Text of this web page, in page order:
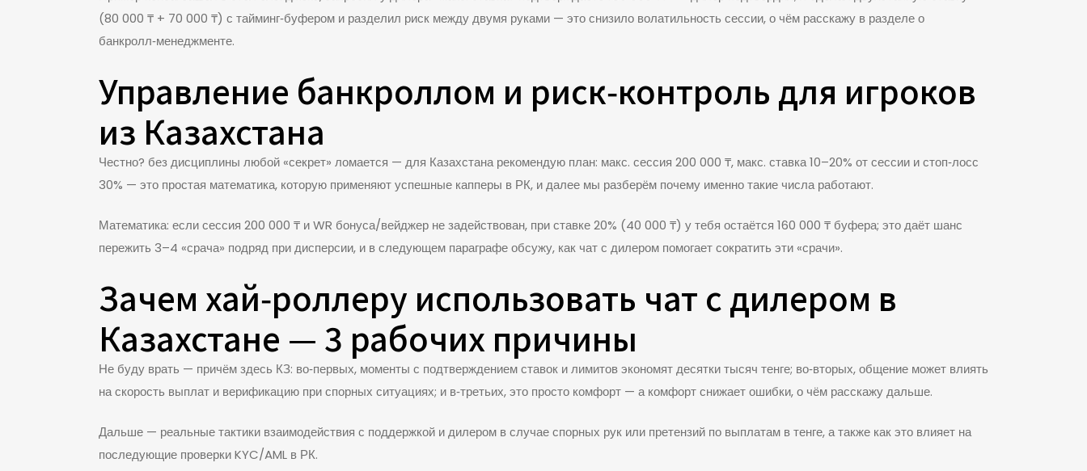
(80 000 ₸ + 70 000 ₸) с тайминг‑буфером и разделил риск между двумя руками — это снизило волатильность сессии, о чём расскажу в разделе о
банкролл‑менеджменте.
Управление банкроллом и риск‑контроль для игроков
из Казахстана
Честно? без дисциплины любой «секрет» ломается — для Казахстана рекомендую план: макс. сессия 200 000 ₸, макс. ставка 10–20% от сессии и стоп‑лосс
30% — это простая математика, которую применяют успешные капперы в РК, и далее мы разберём почему именно такие числа работают.
Математика: если сессия 200 000 ₸ и WR бонуса/вейджер не задействован, при ставке 20% (40 000 ₸) у тебя остаётся 160 000 ₸ буфера; это даёт шанс
пережить 3–4 «срача» подряд при дисперсии, и в следующем параграфе обсужу, как чат с дилером помогает сократить эти «срачи».
Зачем хай‑роллеру использовать чат с дилером в
Казахстане — 3 рабочих причины
Не буду врать — причём здесь КЗ: во‑первых, моменты с подтверждением ставок и лимитов экономят десятки тысяч тенге; во‑вторых, общение может влиять
на скорость выплат и верификацию при спорных ситуациях; и в‑третьих, это просто комфорт — а комфорт снижает ошибки, о чём расскажу дальше.
Дальше — реальные тактики взаимодействия с поддержкой и дилером в случае спорных рук или претензий по выплатам в тенге, а также как это влияет на
последующие проверки KYC/AML в РК.